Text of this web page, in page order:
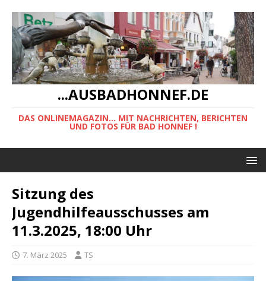
...AUSBADHONNEF.DE
DAS ONLINEMAGAZIN... MIT NACHRICHTEN, BERICHTEN
UND FOTOS FÜR BAD HONNEF !
Sitzung des
Jugendhilfeausschusses am
11.3.2025, 18:00 Uhr
7. März 2025 TS